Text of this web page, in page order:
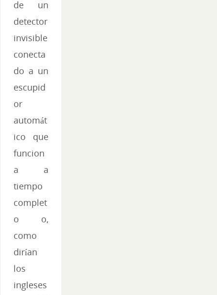
de un
detector
invisible
conecta
do a un
escupid
or
automát
ico que
funcion
a a
tiempo
complet
o o,
como
dirían
los
ingleses